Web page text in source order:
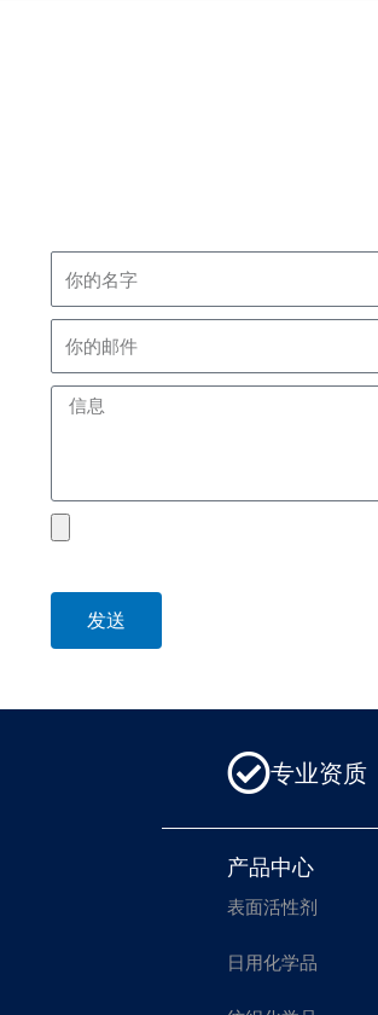
Message
发送
专业资质
产品中心
表面活性剂
日用化学品